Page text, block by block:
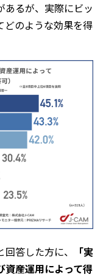
あるが、実際にビッ
どのような効果を得
答した方に、
「実
資産運用によって得